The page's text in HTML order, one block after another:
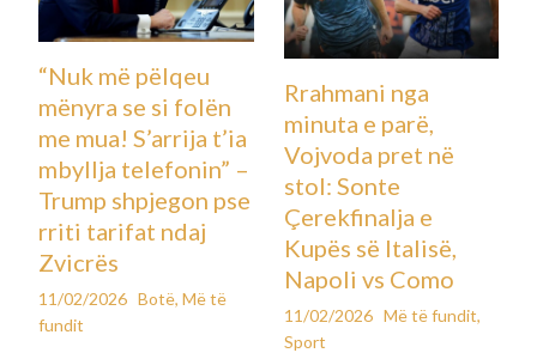
“Nuk më pëlqeu
mënyra se si folën
me mua! S’arrija t’ia
mbyllja telefonin” –
Trump shpjegon pse
rriti tarifat ndaj
Zvicrës
11/02/2026 Botë,Më të
fundit
Rrahmani nga
minuta e parë,
Vojvoda pret në
stol: Sonte
Çerekfinalja e
Kupës së Italisë,
Napoli vs Como
11/02/2026 Më të fundit,
Sport